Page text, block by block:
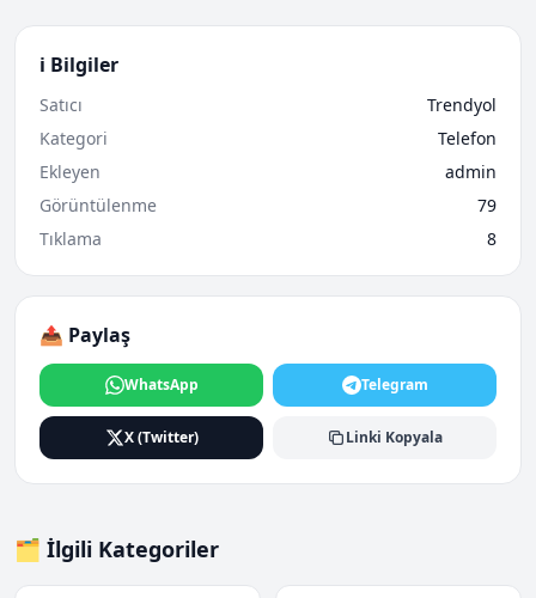
ℹ️ Bilgiler
Satıcı
Trendyol
Kategori
Telefon
Ekleyen
admin
Görüntülenme
79
Tıklama
8
📤 Paylaş
WhatsApp Telegram
X (Twitter) Linki Kopyala
🗂️ İlgili Kategoriler